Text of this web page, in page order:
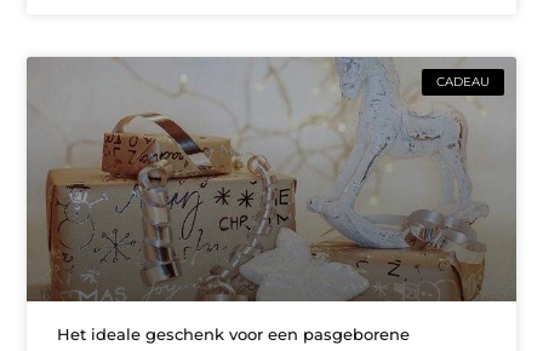
CADEAU
Het ideale geschenk voor een pasgeborene